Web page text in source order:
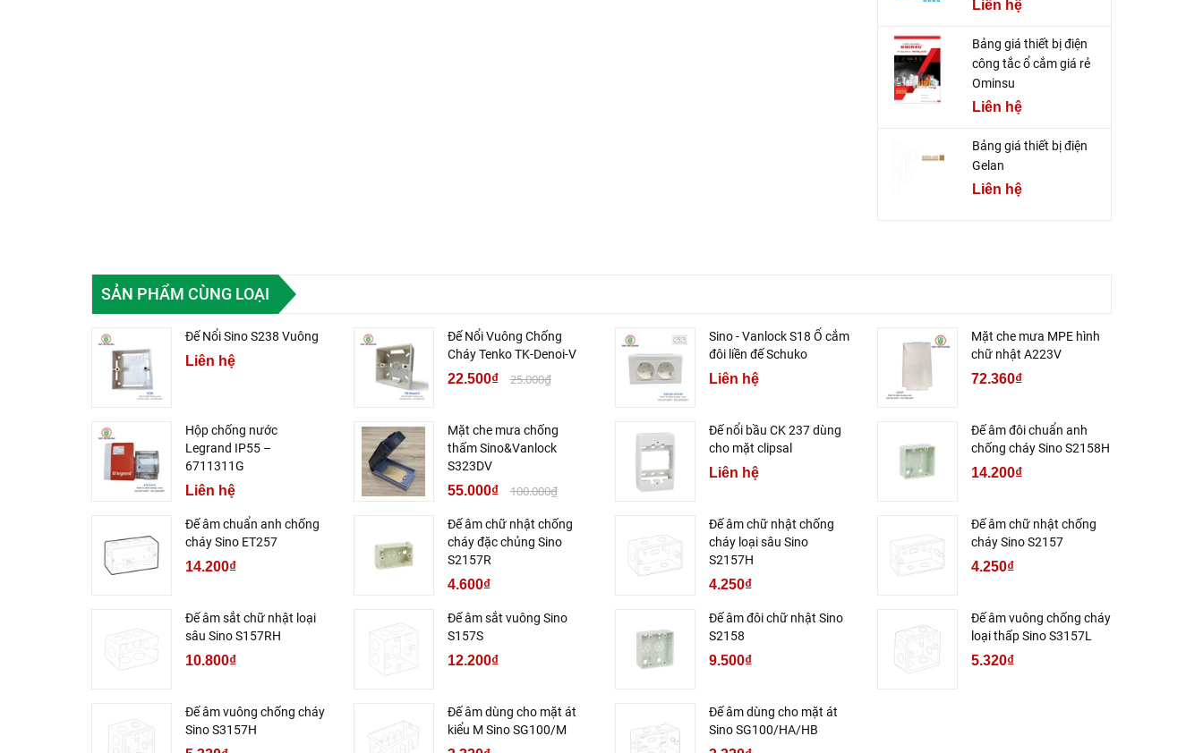
Liên hệ
Bảng giá thiết bị điện
công tắc ổ cắm giá rẻ
Ominsu
Liên hệ
Bảng giá thiết bị điện
Gelan
Liên hệ
SẢN PHẨM CÙNG LOẠI
Đế Nổi Sino S238 Vuông
Liên hệ
Đế Nổi Vuông Chống
Cháy Tenko TK-Denoi-V
22.500₫ 25.000₫
Sino - Vanlock S18 Ổ cắm
đôi liền đế Schuko
Liên hệ
Mặt che mưa MPE hình
chữ nhật A223V
72.360₫
Hộp chống nước
Legrand IP55 –
6711311G
Liên hệ
Mặt che mưa chống
thấm Sino&Vanlock
S323DV
55.000₫ 100.000₫
Đế nổi bầu CK 237 dùng
cho mặt clipsal
Liên hệ
Đế âm đôi chuẩn anh
chống cháy Sino S2158H
14.200₫
Đế âm chuẩn anh chống
cháy Sino ET257
14.200₫
Đế âm chữ nhật chống
cháy đặc chủng Sino
S2157R
4.600₫
Đế âm chữ nhật chống
cháy loại sâu Sino
S2157H
4.250₫
Đế âm chữ nhật chống
cháy Sino S2157
4.250₫
Đế âm sắt chữ nhật loại
sâu Sino S157RH
10.800₫
Đế âm sắt vuông Sino
S157S
12.200₫
Đế âm đôi chữ nhật Sino
S2158
9.500₫
Đế âm vuông chống cháy
loại thấp Sino S3157L
5.320₫
Đế âm vuông chống cháy
Sino S3157H
Đế âm dùng cho mặt át
kiểu M Sino SG100/M
Đế âm dùng cho mặt át
Sino SG100/HA/HB